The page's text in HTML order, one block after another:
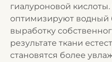
гиалуроновой
оптимизируют водный
выработку
результате ткани
становятся более